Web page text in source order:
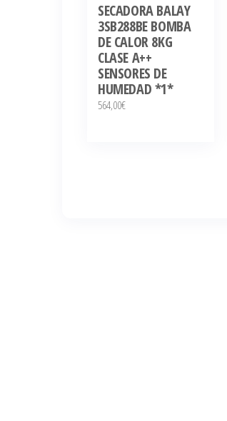
SECADORA BALAY
3SB288BE BOMBA
DE CALOR 8KG
CLASE A++
SENSORES DE
HUMEDAD *1*
564,00€